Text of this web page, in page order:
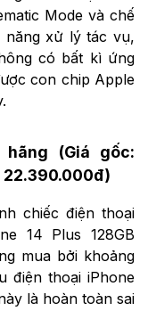
Mode và chế
năng xử lý tác vụ,
có bất kì ứng
con chip Apple
hãng (Giá gốc:
22.390.000đ)
chiếc điện thoại
14 Plus 128GB
mua bởi khoảng
điện thoại iPhone
là hoàn toàn sai